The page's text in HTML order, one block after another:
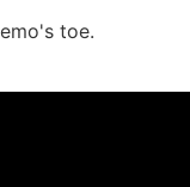
toe.